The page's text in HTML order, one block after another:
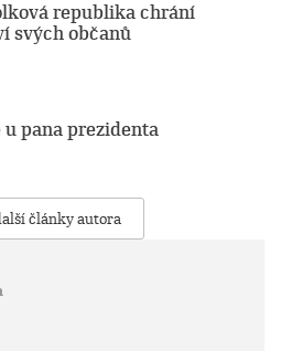
republika chrání
svých občanů
pana prezidenta
články autora